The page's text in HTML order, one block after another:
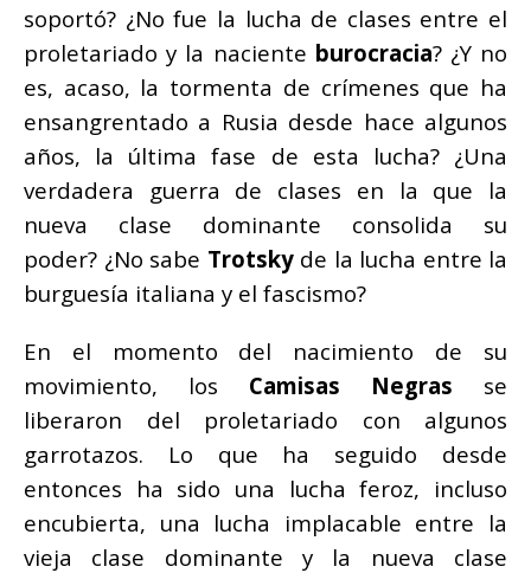
soportó? ¿No fue la lucha de clases entre el
proletariado y la naciente burocracia? ¿Y no
es, acaso, la tormenta de crímenes que ha
ensangrentado a Rusia desde hace algunos
años, la última fase de esta lucha? ¿Una
verdadera guerra de clases en la que la
nueva clase dominante consolida su
poder? ¿No sabe Trotskyde la lucha entre la
burguesía italiana y el fascismo?
En el momento del nacimiento de su
movimiento, los Camisas Negras se
liberaron del proletariado con algunos
garrotazos. Lo que ha seguido desde
entonces ha sido una lucha feroz, incluso
encubierta, una lucha implacable entre la
vieja clase dominante y la nueva clase